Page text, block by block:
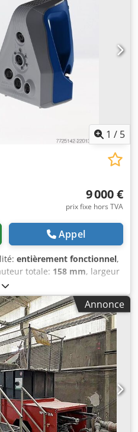
à 4 rouleaux -
détendeur et un câble de
voir les images !
Rüschebrinkstr. 151-
1 / 5
9 000 €
prix fixe hors TVA
Appel
entièrement fonctionnel,
totale: 158 mm, largeur
1 kg
et entièrement fonctionnel.
technologie de lumière
pour la numérisation
grande, avec une capture de
3D : jusqu’à 0,2 mm -
de capture : 16 images
de points par seconde) -
blanche (sûre pour la
Numérisation couleur avec
travail : 0,4 à 1,0 m - Poids :
Annonce